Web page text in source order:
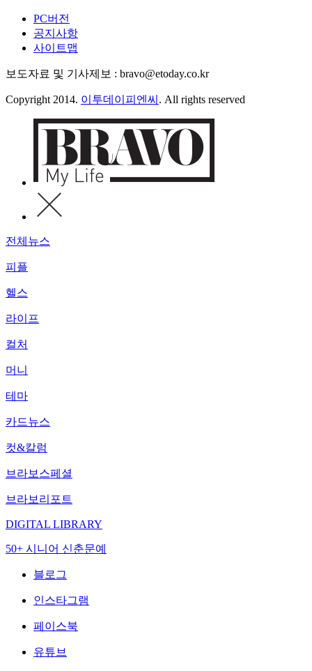
PC버전
공지사항
사이트맵
보도자료 및 기사제보 : bravo@etoday.co.kr
Copyright 2014. 이투데이피엔씨 . All rights reserved
전체뉴스
피플
헬스
라이프
컬처
머니
테마
카드뉴스
컷&칼럼
브라보스페셜
브라보리포트
DIGITAL LIBRARY
50+ 시니어 신춘문예
블로그
인스타그램
페이스북
유튜브